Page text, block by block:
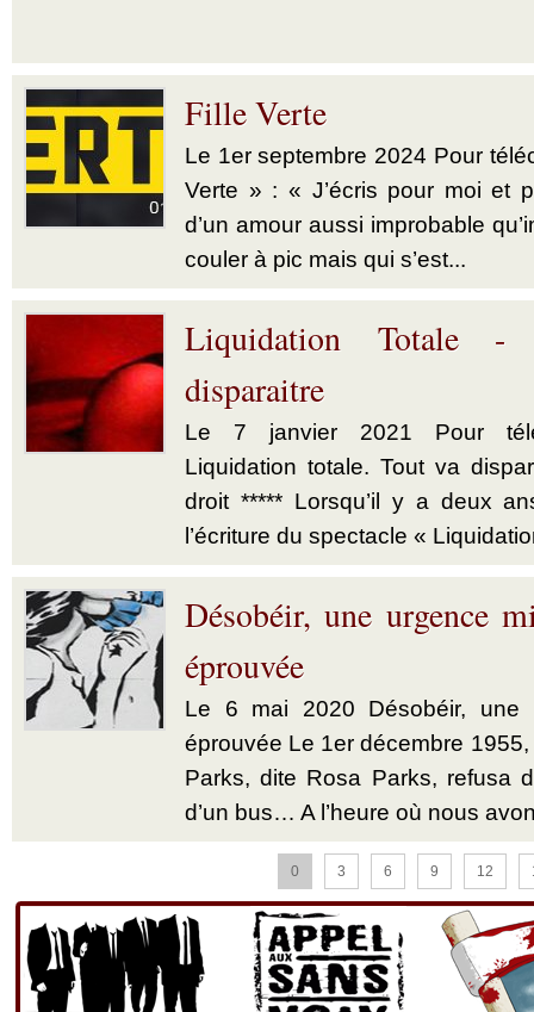
Fille Verte
Le 1er septembre 2024 Pour
Verte » : « J’écris pour moi et
d’un amour aussi improbable
couler à pic mais qui s’est...
Liquidation Totale
disparaitre
Le 7 janvier 2021 Pour
Liquidation totale. Tout va
droit ***** Lorsqu’il y a deux
l’écriture du spectacle «
Désobéir, une urgence
éprouvée
Le 6 mai 2020 Désobéir, une
éprouvée Le 1er décembre
Parks, dite Rosa Parks, refusa
d’un bus… A l’heure où nous
0 3 6 9 12